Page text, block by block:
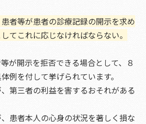
者等が患者の診療記録の開示を求め
てこれに応じなければならない。
が開示を拒否できる場合として、８
例を付して挙げられています。
第三者の利益を害するおそれがある
患者本人の心身の状況を著しく損な